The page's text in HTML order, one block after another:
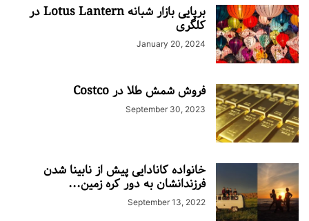
برپایی بازار شبانه Lotus Lantern در
کلگری
January 20, 2024
فروش شمش طلا در Costco
September 30, 2023
خانواده کانادایی پیش از نابینا شدن
فرزندانشان به دور کره زمین...
September 13, 2022